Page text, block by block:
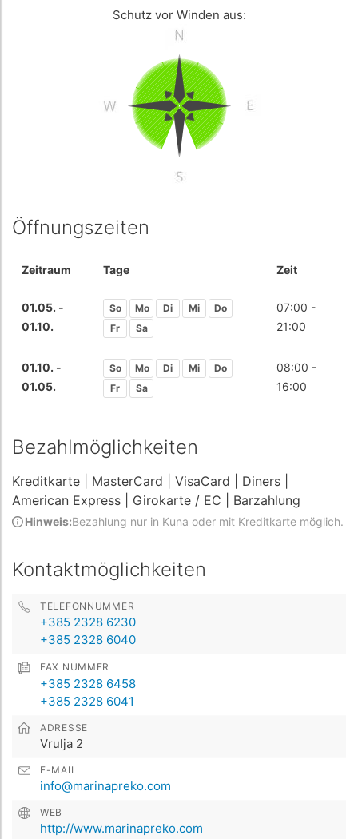
Schutz vor Winden aus:
Öffnungszeiten
Zeitraum Tage Zeit
01.05. -
01.10.
So Mo Di Mi
Do
Fr
Sa
07:00 -
21:00
01.10. -
01.05.
So Mo Di Mi
Do
Fr
Sa
08:00 -
16:00
Bezahlmöglichkeiten
Kreditkarte | MasterCard | VisaCard | Diners
American Express
| Girokarte / EC | Barzahlung
Hinweis:Bezahlung nur in Kuna oder mit Kreditkarte möglich.
Kontaktmöglichkeiten
TELEFONNUMMER
+385 2328 6230
+385 2328 6040
FAX NUMMER
+385 2328 6458
+385 2328 6041
ADRESSE
Vrulja 2
E-MAIL
info@marinapreko.com
WEB
http://www.marinapreko.com